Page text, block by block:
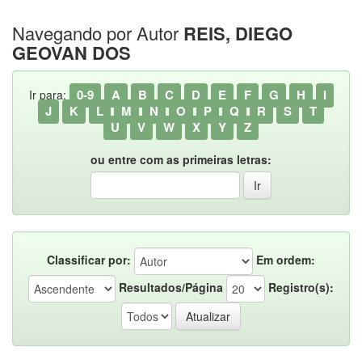
Navegando por Autor REIS, DIEGO
GEOVAN DOS
Ir para: 0-9 A B C D E F G H
I
J
K L M N O P Q R S
T
U
V W X Y Z
ou entre com as primeiras letras:
Classificar por:
Em ordem:
Resultados/Página
Registro(s):